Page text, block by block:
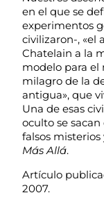
en el que se
experimentos
civilizaron-, «el
Chatelain a la
modelo para el
milagro de la
antigua», que
Una de esas
oculto se
falsos
Más Allá.
Artículo
2007.